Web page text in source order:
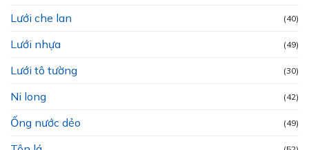
Lưới che lan (40)
Lưới nhựa (49)
Lưới tô tường (30)
Ni long (42)
Ống nước dẻo (49)